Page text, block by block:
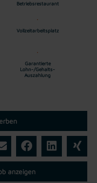
Betriebsrestaurant
Vollzeitarbeitsplatz
Garantierte
Lohn-/Gehalts-
Auszahlung
anzeigen